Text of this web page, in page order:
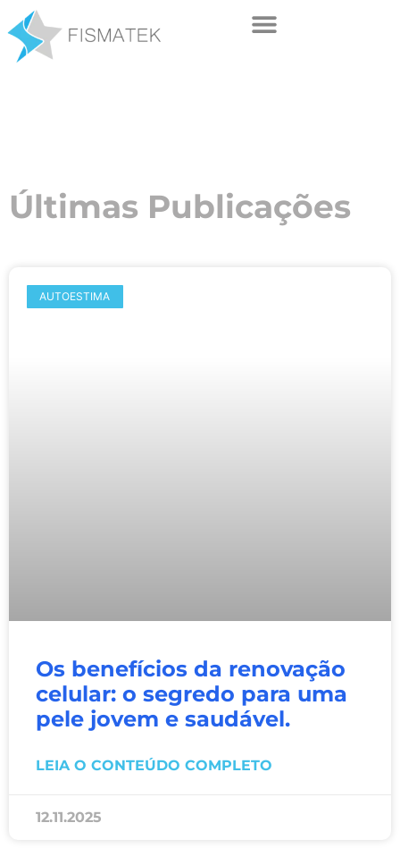
Últimas Publicações
AUTOESTIMA
Os benefícios da renovação
celular: o segredo para uma
pele jovem e saudável.
LEIA O CONTEÚDO COMPLETO
12.11.2025